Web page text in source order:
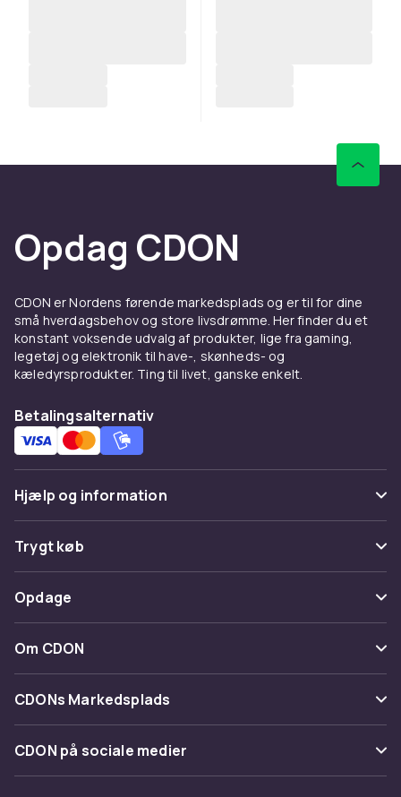
Opdag CDON
CDON er Nordens førende markedsplads og er til for dine
små hverdagsbehov og store livsdrømme. Her finder du et
konstant voksende udvalg af produkter, lige fra gaming,
legetøj og elektronik til have-, skønheds- og
kæledyrsprodukter. Ting til livet, ganske enkelt.
Betalingsalternativ
Hjælp og information
Ofte stillede spørgsmål
Spor pakke
Fortryd & returner her
Kontakt os
Trygt køb
Betaling
Levering
Tilbagekaldelser
Opdage
Kategorier
Maerke
Om CDON
Om os
Kundeanmeldelser
Arbejd på CDON
CDONs Markedsplads
Merchant Help Center
CDON på sociale medier